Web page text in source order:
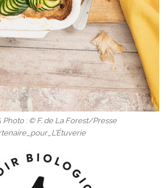
Photo : © F. de La Forest/Presse